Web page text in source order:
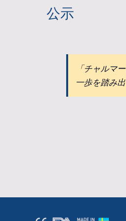
公示
「チャルマ
一歩を踏み